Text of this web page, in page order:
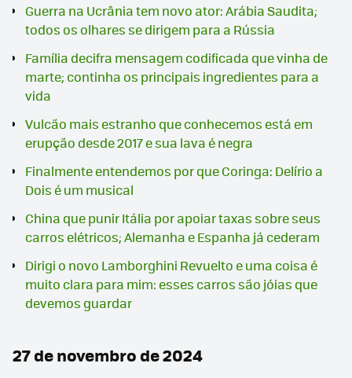
Guerra na Ucrânia tem novo ator: Arábia Saudita;
todos os olhares se dirigem para a Rússia
Família decifra mensagem codificada que vinha de
marte; continha os principais ingredientes para a
vida
Vulcão mais estranho que conhecemos está em
erupção desde 2017 e sua lava é negra
Finalmente entendemos por que Coringa: Delírio a
Dois é um musical
China que punir Itália por apoiar taxas sobre seus
carros elétricos; Alemanha e Espanha já cederam
Dirigi o novo Lamborghini Revuelto e uma coisa é
muito clara para mim: esses carros são jóias que
devemos guardar
27 de novembro de 2024